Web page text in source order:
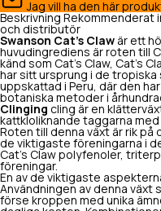
Jag vill ha den här
Beskrivning Rekommenderat
och distributör
Swanson Cat's Claw är ett
huvudingrediens är roten till
känd som Cat's Claw, Cat's
har sitt ursprung i de tropiska
uppskattad i Peru, där den
botaniska metoder i
Clinging cling är en
kattkloliknande taggarna
Roten till denna växt är rik på
de viktigaste föreningarna i
Cat's Claw polyfenoler,
föreningar.
En av de viktigaste
Användningen av denna
förse kroppen med unika